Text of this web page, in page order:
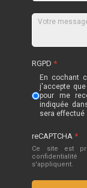
RGPD*
En cochant
j'accepte
pour me
indiquée
sera effectué
reCAPTCHA*
Ce site est
confidentialité
s'appliquent.